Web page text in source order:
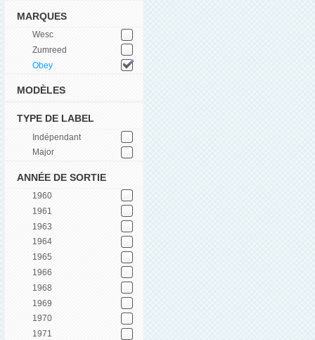
MARQUES
Wesc
Zumreed
Obey
MODÈLES
TYPE DE LABEL
Indépendant
Major
ANNÉE DE SORTIE
1960
1961
1963
1964
1965
1966
1968
1969
1970
1971